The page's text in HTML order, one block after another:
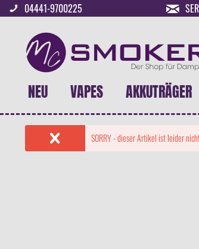
04441-9700225
NEU VAPES AKKUTRÄGER
SORRY - dieser Artikel ist leider